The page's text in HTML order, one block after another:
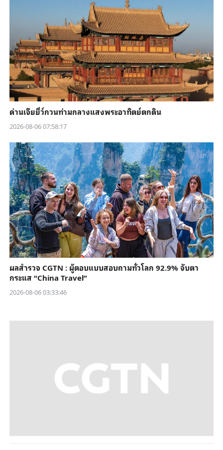
ด่านเจียยี่ว์กวนท่ามกลางแสงพระอาทิตย์ตกดิน
2026-08-06 07:58:17
ผลสำรวจ CGTN : ผู้ตอบแบบสอบถามทั่วโลก 92.9% จับตา
กระแส “China Travel”
2026-08-06 03:33:46